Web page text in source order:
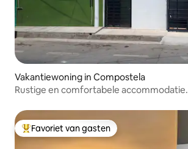
Vakantiewoning in Compostela
Rustige en comfortabele accommodatie.
Topfavoriet van gasten
Favoriet van gasten